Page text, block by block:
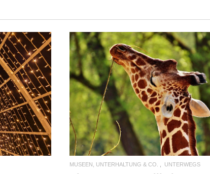
READ MORE
MUSEEN, UNTERHALTUNG & CO. UNTERWEGS